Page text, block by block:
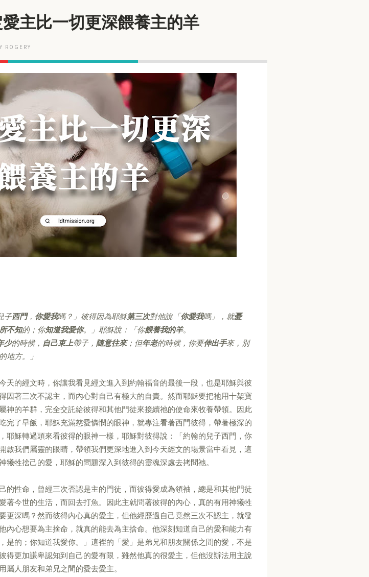
主比一切更深餵養主的羊
ROGERY
子西門， 你愛我嗎？」彼得因為耶穌第三次對他說「你愛我嗎」，就憂
不知的；你知道我愛你。」耶穌說：「你餵養我的羊。
少的時候， 自己束上帶子， 隨意往來；但年老的時候，你要伸出手來，別
地方。」
天的經文時，你讓我看見經文進入到約翰福音的最後一段，也是耶穌與彼
因著三次不認主，而內心對自己有極大的自責。然而耶穌要把祂用十架寶
神的羊群，完全交託給彼得和其他門徒來接續祂的使命來牧養帶領。因此
完了早飯，耶穌充滿慈愛憐憫的眼神，就專注看著西門彼得，帶著極深的
耶穌轉過頭來看彼得的眼神一樣，耶穌對彼得說：「約翰的兒子西門，你
啟我們屬靈的眼睛，帶領我們更深地進入到今天經文的場景當中看見，這
犧牲捨己的愛，耶穌的問題深入到彼得的靈魂深處去拷問祂。
的性命，曾經三次否認是主的門徒，而彼得愛成為領袖，總是和其他門徒
著今世的生活，而回去打魚。因此主就問著彼得的內心，真的有用神犧牲
更深嗎？然而彼得內心真的愛主，但他經歷過自己竟然三次不認主，就發
內心想要為主捨命，就真的能去為主捨命。他深刻知道自己的愛和能力有
是的；你知道我愛你。」這裡的「愛」是弟兄和朋友關係之間的愛，不是
得更加謙卑認知到自己的愛有限，雖然他真的很愛主，但他沒辦法用主說
屬人朋友和弟兄之間的愛去愛主。